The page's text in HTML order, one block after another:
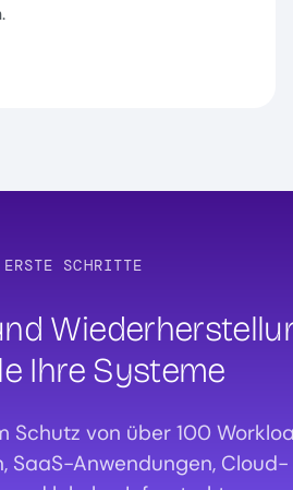
ERSTE SCHRITTE
Ihre Systeme
Schutz von über 100
SaaS-Anwendungen, Cloud-